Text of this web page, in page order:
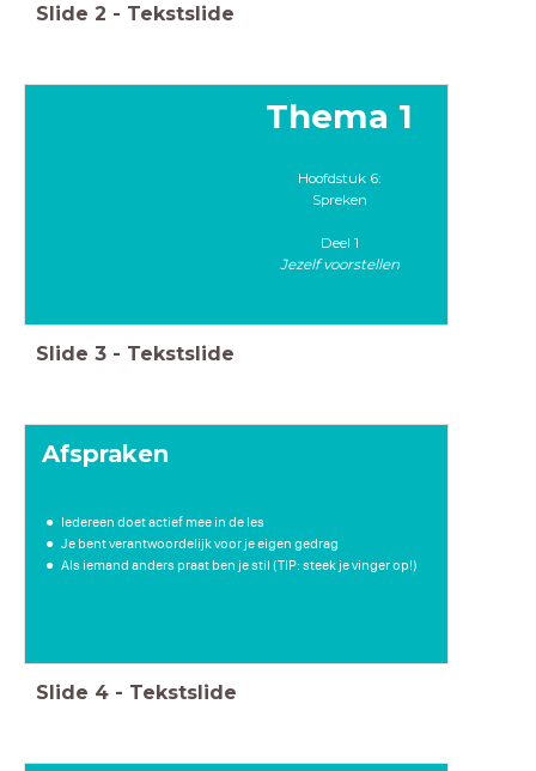
Slide 2 - Tekstslide
Thema 1
Hoofdstuk 6:
Spreken
Deel 1
Jezelf voorstellen
Slide 3 - Tekstslide
Afspraken
Iedereen doet actief mee in de les
Je bent verantwoordelijk voor je eigen gedrag
Als iemand anders praat ben je stil (TIP: steek je vinger op!)
Slide 4 - Tekstslide